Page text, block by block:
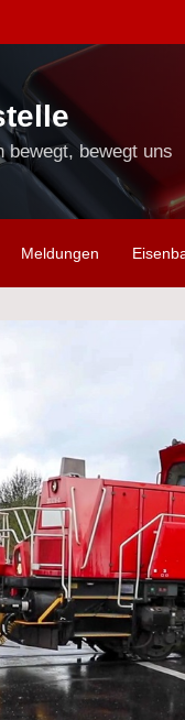
bewegt, bewegt uns
Meldungen